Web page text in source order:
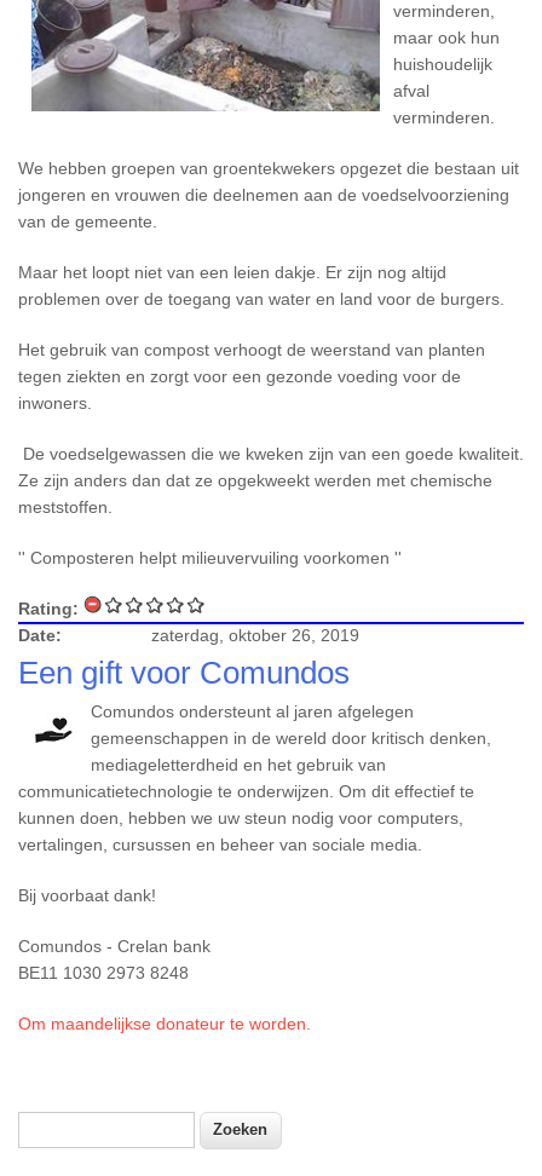
verminderen,
maar ook hun
huishoudelijk
afval
verminderen.
We hebben groepen van groentekwekers opgezet die bestaan uit
jongeren en vrouwen die deelnemen aan de voedselvoorziening
van de gemeente.
Maar het loopt niet van een leien dakje. Er zijn nog altijd
problemen over de toegang van water en land voor de burgers.
Het gebruik van compost verhoogt de weerstand van planten
tegen ziekten en zorgt voor een gezonde voeding voor de
inwoners.
De voedselgewassen die we kweken zijn van een goede kwaliteit.
Ze zijn anders dan dat ze opgekweekt werden met chemische
meststoffen.
'' Composteren helpt milieuvervuiling voorkomen ''
Rating:
Date:
zaterdag, oktober 26, 2019
Een gift voor Comundos
Comundos ondersteunt al jaren afgelegen
gemeenschappen in de wereld door kritisch denken,
mediageletterdheid en het gebruik van
communicatietechnologie te onderwijzen. Om dit effectief te
kunnen doen, hebben we uw steun nodig voor computers,
vertalingen, cursussen en beheer van sociale media.
Bij voorbaat dank!
Comundos - Crelan bank
BE11 1030 2973 8248
Om maandelijkse donateur te worden.